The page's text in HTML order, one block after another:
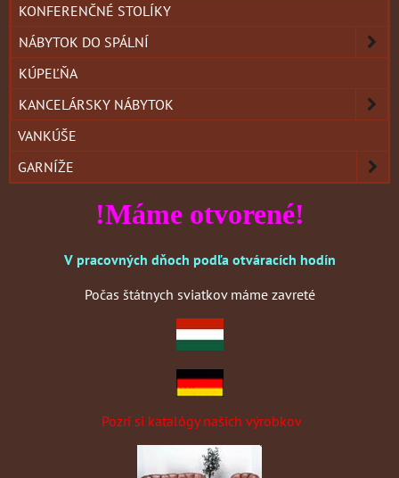
KONFERENČNÉ STOLÍKY
NÁBYTOK DO SPÁLNÍ
KÚPEĽŇA
KANCELÁRSKY NÁBYTOK
VANKÚŠE
GARNÍŽE
!Máme otvorené!
V pracovných dňoch podľa otváracích hodín
Počas štátnych sviatkov máme zavreté
Pozri si katalógy našich výrobkov